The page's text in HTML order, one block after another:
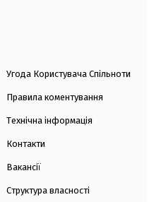
Угода Користувача Спільноти
Правила коментування
Технічна інформація
Контакти
Вакансії
Структура власності